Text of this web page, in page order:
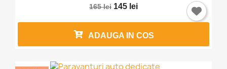
165 lei 145 lei
ADAUGA IN COS